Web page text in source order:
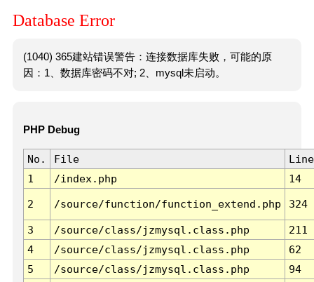
Database Error
(1040) 365建站错误警告：连接数据库失败，可能的原
因：1、数据库密码不对; 2、mysql未启动。
PHP Debug
No. File
Line
1
/index.php 14
2 /source/function/function_extend.php 324
3 /source/class/jzmysql.class.php
211
4
/source/class/jzmysql.class.php
62
5
/source/class/jzmysql.class.php
94